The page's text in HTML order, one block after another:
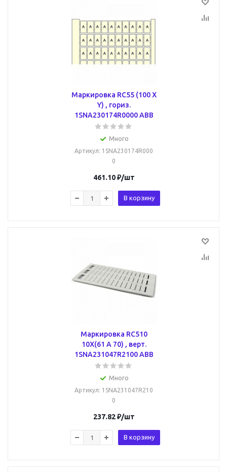
Маркировка RC55 (100 X
Y) , гориз.
1SNA230174R0000 ABB
Много
Артикул: 1SNA230174R000
0
461.10₽/шт
В корзину
Маркировка RC510
10X(61 A 70) , верт.
1SNA231047R2100 ABB
Много
Артикул: 1SNA231047R210
0
237.82₽/шт
В корзину